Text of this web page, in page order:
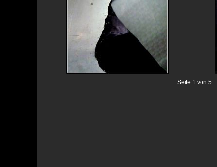
Seite 1 von 5